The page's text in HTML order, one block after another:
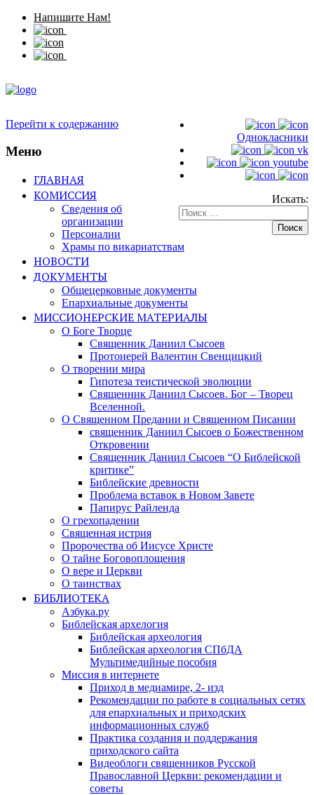
Напишите Нам!
Однокласники
vk
youtube
Искать:
Перейти к содержанию
Меню
ГЛАВНАЯ
КОМИССИЯ
Сведения об
организации
Персоналии
Храмы по викариатствам
НОВОСТИ
ДОКУМЕНТЫ
Общецерковные документы
Епархиальные документы
МИССИОНЕРСКИЕ МАТЕРИАЛЫ
О Боге Творце
Священник Даниил Сысоев
Протоиерей Валентин Свенцицкий
О творении мира
Гипотеза теистической эволюции
Священник Даниил Сысоев. Бог – Творец
Вселенной.
О Священном Предании и Священном Писании
священник Даниил Сысоев о Божественном
Откровении
Священник Даниил Сысоев “О Библейской
критике”
Библейские древности
Проблема вставок в Новом Завете
Папирус Райленда
О грехопадении
Священная истрия
Пророчества об Иисусе Христе
О тайне Боговоплощения
О вере и Церкви
О таинствах
БИБЛИОТЕКА
Азбука.ру
Библейская архелогия
Библейская археология
Библейская археология СПбДА
Мультимедийные пособия
Миссия в интернете
Приход в медиамире, 2- изд
Рекомендации по работе в социальных сетях
для епархиальных и приходских
информационных служб
Практика создания и поддержания
приходского сайта
Видеоблоги священников Русской
Православной Церкви: рекомендации и
советы